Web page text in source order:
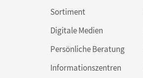
Sortiment
Digitale Medien
Persönliche Beratung
Informationszentren